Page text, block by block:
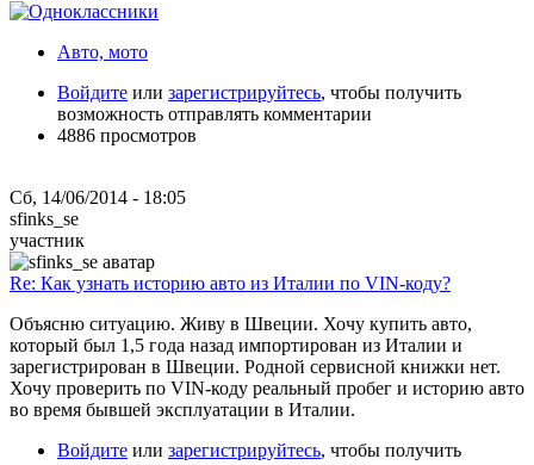
Авто, мото
Войдите или зарегистрируйтесь, чтобы получить
возможность отправлять комментарии
4886 просмотров
Сб, 14/06/2014 - 18:05
sfinks_se
участник
Re: Как узнать историю авто из Италии по VIN-коду?
Объясню ситуацию. Живу в Швеции. Хочу купить авто,
который был 1,5 года назад импортирован из Италии и
зарегистрирован в Швеции. Родной сервисной книжки нет.
Хочу проверить по VIN-коду реальный пробег и историю авто
во время бывшей эксплуатации в Италии.
Войдите или зарегистрируйтесь, чтобы получить